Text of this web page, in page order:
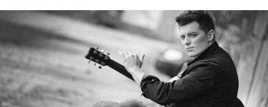
Kliknij, aby powiększyć